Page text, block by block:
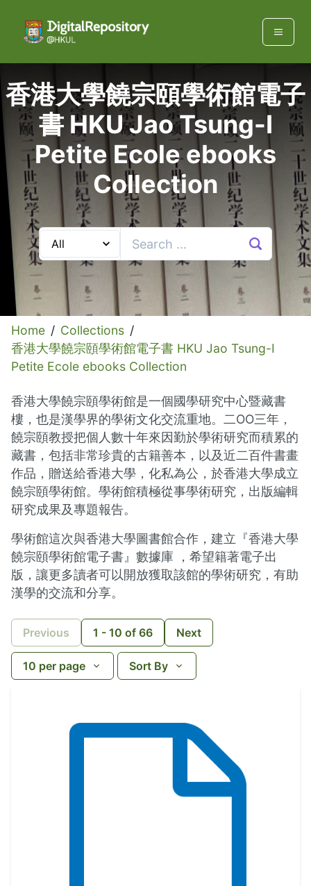
香港大學饒宗頤學術館電子
書 HKU Jao Tsung-I
Petite Ecole ebooks
Collection
Home / Collections /
香港大學饒宗頤學術館電子書 HKU Jao Tsung-I
Petite Ecole ebooks Collection
香港大學饒宗頤學術館是一個國學研究中心暨藏書
樓，也是漢學界的學術文化交流重地。二OO三年，
饒宗頤教授把個人數十年來因勤於學術研究而積累的
藏書，包括非常珍貴的古籍善本，以及近二百件書畫
作品，贈送給香港大學，化私為公，於香港大學成立
饒宗頤學術館。學術館積極從事學術研究，出版編輯
研究成果及專題報告。
學術館這次與香港大學圖書館合作，建立『香港大學
饒宗頤學術館電子書』數據庫 ，希望籍著電子出
版，讓更多讀者可以開放獲取該館的學術研究，有助
漢學的交流和分享。
Previous 1 - 10 of 66 Next
10 per page Sort By